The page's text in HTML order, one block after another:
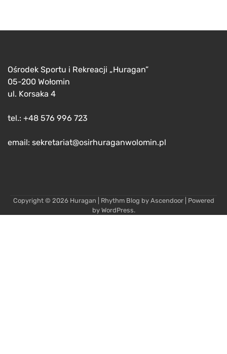
Ośrodek Sportu i Rekreacji „Huragan”
05-200 Wołomin
ul. Korsaka 4
tel.: +48 576 996 723
email: sekretariat@osirhuraganwolomin.pl
Copyright © 2026 Huragan | Rhythm Blog by Ascendoor| Powered
by WordPress.